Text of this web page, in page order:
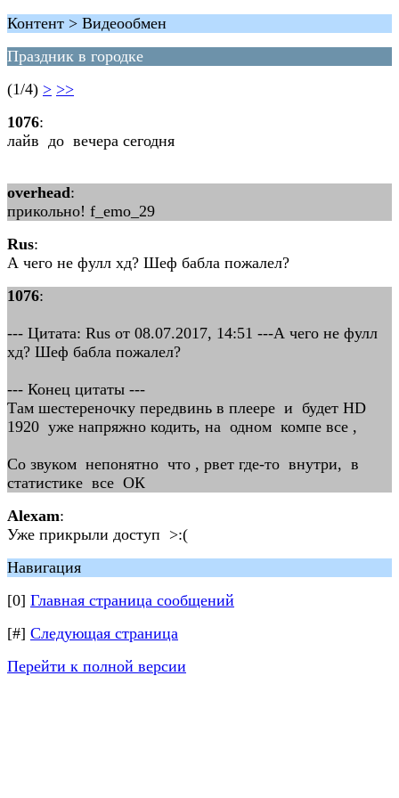
Контент > Видеообмен
Праздник в городке
(1/4) > >>
1076:
лайв до вечера сегодня
overhead:
прикольно! f_emo_29
Rus:
А чего не фулл хд? Шеф бабла пожалел?
1076:
--- Цитата: Rus от 08.07.2017, 14:51 ---А чего не фулл
хд? Шеф бабла пожалел?
--- Конец цитаты ---
Там шестереночку передвинь в плеере и будет HD
1920 уже напряжно кодить, на одном компе все ,
Со звуком непонятно что , рвет где-то внутри, в
статистике все ОК
Alexam:
Уже прикрыли доступ >:(
Навигация
[0] Главная страница сообщений
[#] Следующая страница
Перейти к полной версии